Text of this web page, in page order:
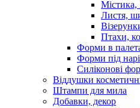
Містика,
Листя,
Птахи,
Форми в
Форми під
Силіконові
Віддушки
Штампи для мила
Добавки, декор